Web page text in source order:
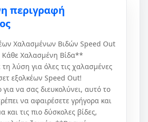
περιγραφή
Χαλασμένων Βιδών Speed Out
Κάθε Χαλασμένη Βίδα**
λύση για όλες τις χαλασμένες
εξολκέων Speed Out!
για να σας διευκολύνει, αυτό το
να αφαιρέσετε γρήγορα και
και τις πιο δύσκολες βίδες,